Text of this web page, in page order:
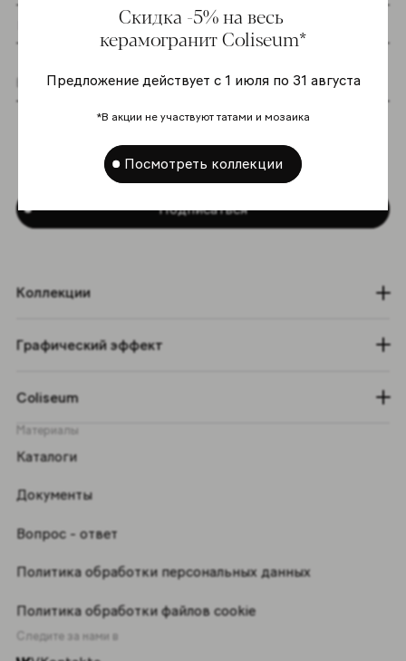
Скидка -5% на весь
керамогранит Coliseum*
Предложение действует с 1 июля по 31 августа
*В акции не участвуют татами и мозаика
Посмотреть коллекции
Я даю согласие на хранение и обработку
моих персональных данных согласно
Политике в отношении обработки
персональных данных*
Подписаться
Коллекции
Графический эффект
Coliseum
Материалы
Каталоги
Документы
Вопрос - ответ
Политика обработки персональных данных
Политика обработки файлов cookie
Следите за нами в